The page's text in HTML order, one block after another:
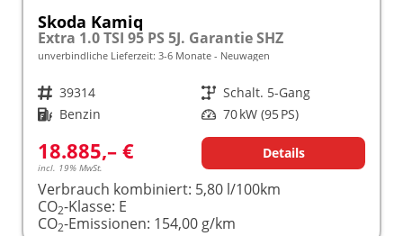
Skoda Kamiq
Extra 1.0 TSI 95 PS 5J. Garantie SHZ
unverbindliche Lieferzeit: 3-6 Monate Neuwagen
Fahrzeugnr. 39314 Getriebe Schalt. 5-Gang
Kraftstoff Benzin Leistung 70 kW (95 PS)
18.885,– €
incl. 19% MwSt.
Details
Verbrauch kombiniert: 5,80 l/100km
CO2-Klasse: E
CO2-Emissionen: 154,00 g/km